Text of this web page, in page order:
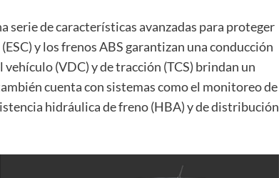
serie de características avanzadas para proteger
y los frenos ABS garantizan una conducción
(VDC) y de tracción (TCS) brindan un
cuenta con sistemas como el monitoreo de
hidráulica de freno (HBA) y de distribución